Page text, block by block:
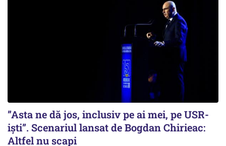
”Asta ne dă jos, inclusiv pe ai mei, pe USR-
iști”. Scenariul lansat de Bogdan Chirieac:
Altfel nu scapi